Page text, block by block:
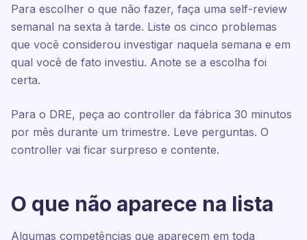
Para escolher o que não fazer, faça uma self-review
semanal na sexta à tarde. Liste os cinco problemas
que você considerou investigar naquela semana e em
qual você de fato investiu. Anote se a escolha foi
certa.
Para o DRE, peça ao controller da fábrica 30 minutos
por mês durante um trimestre. Leve perguntas. O
controller vai ficar surpreso e contente.
O que não aparece na lista
Algumas competências que aparecem em toda